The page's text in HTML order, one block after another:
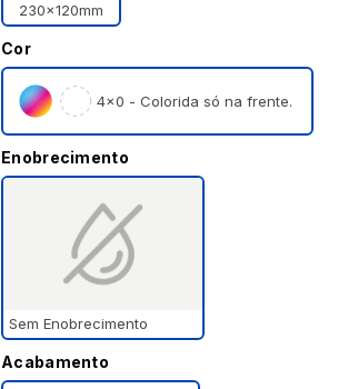
230x120mm
Cor
4×0 - Colorida só na frente.
Enobrecimento
Sem Enobrecimento
Acabamento